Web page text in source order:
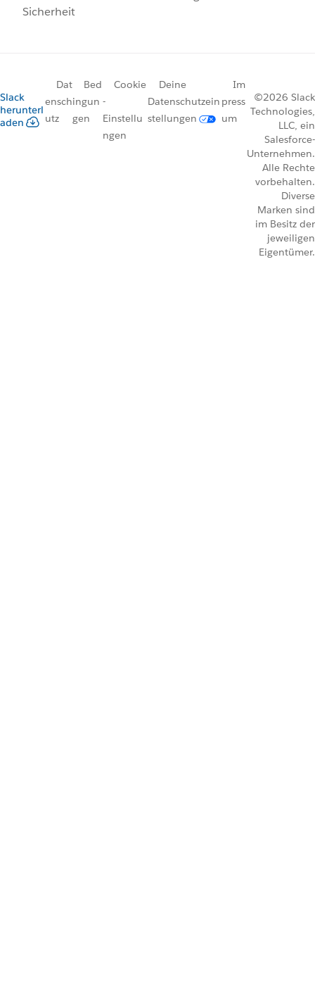
Sicherheit
Slack
herunterl
aden
Dat
ensch
utz
Bed
ingun
gen
Cookie
-
Einstellu
ngen
Deine
Datenschutzein
stellungen
Im
press
um
©2026 Slack
Technologies,
LLC, ein
Salesforce-
Unternehmen.
Alle Rechte
vorbehalten.
Diverse
Marken sind
im Besitz der
jeweiligen
Eigentümer.